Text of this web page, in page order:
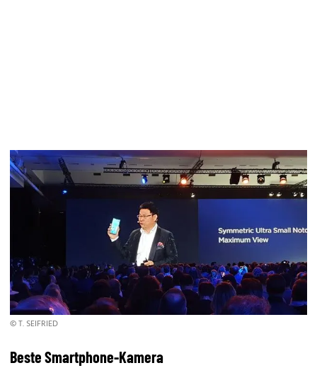
© T. SEIFRIED
Beste Smartphone-Kamera